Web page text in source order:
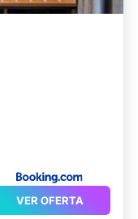
VER OFERTA